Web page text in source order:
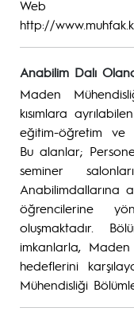
http://
Anabilim Dalı
Maden
kısımlara
eğitim-öğretim ve
Bu alanlar;
seminer
Anabilimdallarına
öğrencilerine
oluşmaktadır.
imkanlarla, Maden
hedeflerini
Mühendisliği